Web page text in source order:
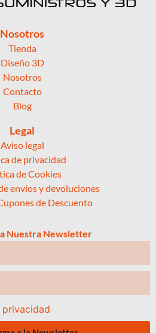
Nosotros
Tienda
Diseño 3D
Nosotros
Contacto
Blog
Legal
Aviso legal
de privacidad
de Cookies
envíos y devoluciones
de Descuento
Nuestra Newsletter